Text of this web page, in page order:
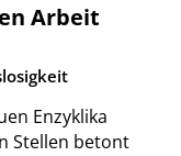
Arbeit
Enzyklika
Stellen betont